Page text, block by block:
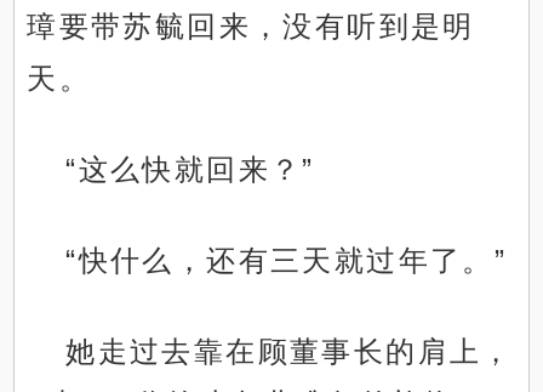
璋要带苏毓回来，没有听到是明
天。
“这么快就回来？”
“快什么，还有三天就过年了。”
她走过去靠在顾董事长的肩上，